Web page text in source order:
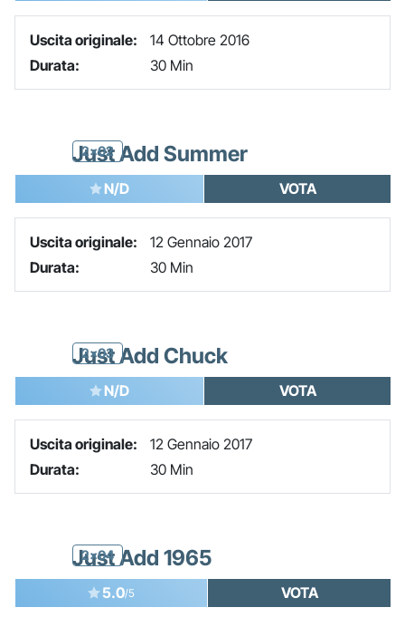
Uscita originale:
14 Ottobre 2016
Durata:
30 Min
2x02
Just Add Summer
N/D VOTA
Uscita originale:
12 Gennaio 2017
Durata:
30 Min
2x03
Just Add Chuck
N/D VOTA
Uscita originale:
12 Gennaio 2017
Durata:
30 Min
2x04
Just Add 1965
5.0/5 VOTA